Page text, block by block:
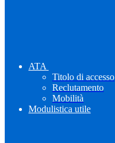
ATA
Titolo di accesso
Reclutamento
Mobilità
Modulistica utile